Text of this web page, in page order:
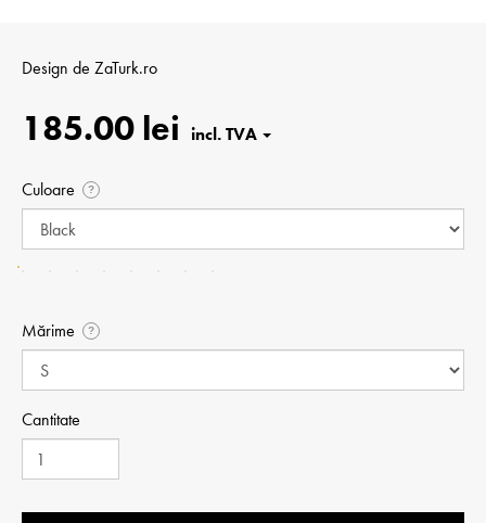
Design de ZaTurk.ro
185.00 lei
Culoare ?
Mărime ?
Cantitate